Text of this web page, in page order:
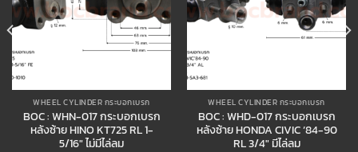
WHEEL CYLINDER กระบอกเบรก
BOC : WHN-017 กระบอกเบรก
หลังซ้าย HINO KT725 RL 1-
5/16″ ไม่มีไล่ลม
WHEEL CYLINDER กระบอกเบรก
BOC : WHD-017 กระบอกเบรก
หลังซ้าย HONDA CIVIC ’84-90
RL 3/4″ มีไล่ลม